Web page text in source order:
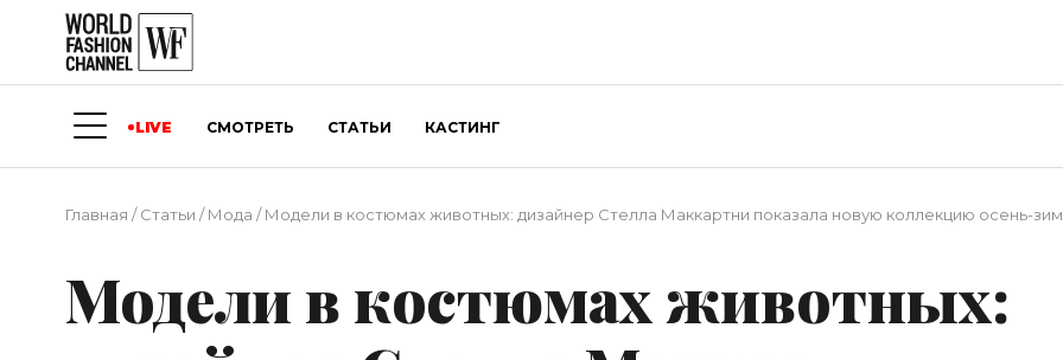
LIVE СМОТРЕТЬ СТАТЬИ КАСТИНГ
Главная /Статьи /Мода /Модели в костюмах животных: дизайнер Стелла Маккартни показала новую коллекцию осень-
Модели в костюмах животных: